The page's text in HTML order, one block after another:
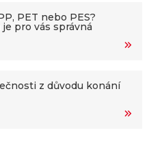
PET nebo PES?
pro vás správná
z důvodu konání